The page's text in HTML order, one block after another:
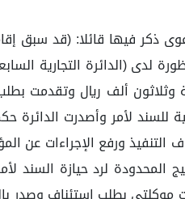
ذكر فيها قائلا: (قد سبق
ورفع الإجراءات عن
٢٩/١٢/١٤٤٣ه ضد المدعى عليها بازار